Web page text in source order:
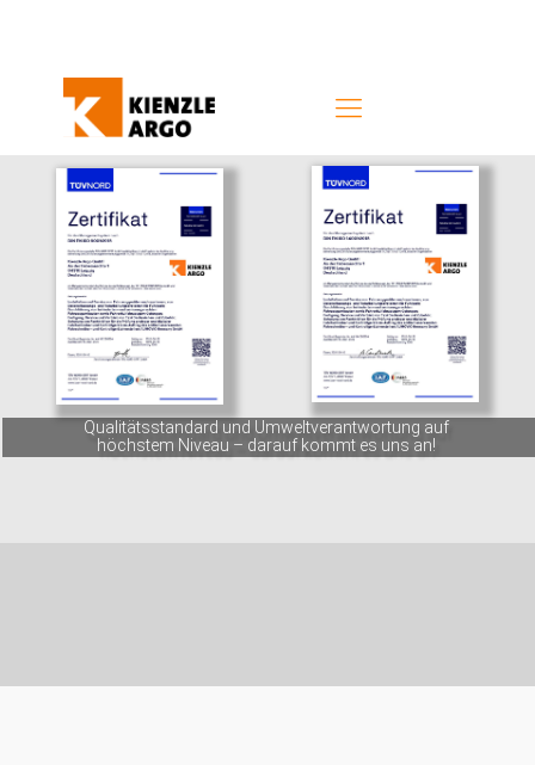
Qualitätsstandard und Umweltverantwortung auf
höchstem Niveau – darauf kommt es uns an!